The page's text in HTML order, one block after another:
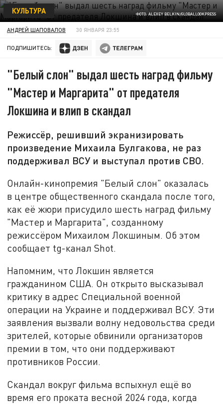
ФОТО: ALEXEY BELKIN/GLOBALLOOKPRESS
КУЛЬТУРА
АНДРЕЙ ШАПОВАЛОВ 30 ЯНВАРЯ 23:55
ПОДПИШИТЕСЬ:
"Белый слон" выдал шесть наград фильму
"Мастер и Маргарита" от предателя
Локшина и влип в скандал
Режиссёр, решивший экранизировать
произведение Михаила Булгакова, не раз
поддерживал ВСУ и выступал против СВО.
Онлайн-кинопремия "Белый слон" оказалась
в центре общественного скандала после того,
как её жюри присудило шесть наград фильму
"Мастер и Маргарита", созданному
режиссёром Михаилом Локшиным. Об этом
сообщает tg-канал Shot.
Напомним, что Локшин является
гражданином США. Он открыто высказывал
критику в адрес Специальной военной
операции на Украине и поддерживал ВСУ. Эти
заявления вызвали волну недовольства среди
зрителей, которые обвинили организаторов
премии в том, что они поддерживают
противников России.
Скандал вокруг фильма вспыхнул ещё во
время его проката весной 2024 года, когда